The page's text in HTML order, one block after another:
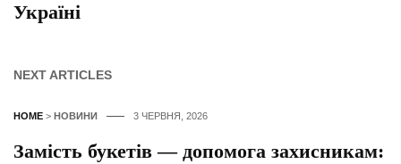
Україні
NEXT ARTICLES
HOME > НОВИНИ 3 ЧЕРВНЯ, 2026
Замість букетів — допомога захисникам: